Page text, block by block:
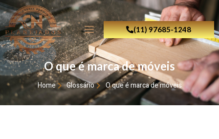
(11) 97685-1248
O que é marca de móveis
Home Glossário O que é marca de móveis